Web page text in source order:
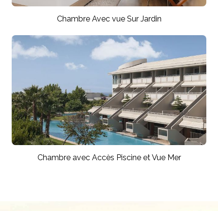
Chambre Avec vue Sur Jardin
Chambre avec Accès Piscine et Vue Mer